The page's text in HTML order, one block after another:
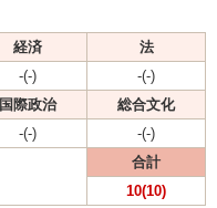
経済
法
-(-)
-(-)
国際政治
総合文化
-(-)
-(-)
合計
10(10)